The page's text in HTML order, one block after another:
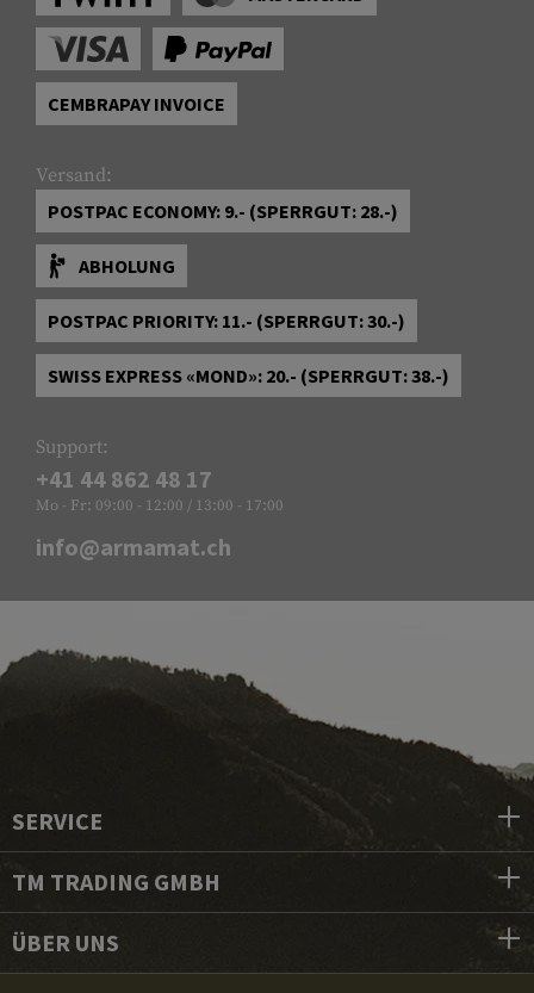
CEMBRAPAY INVOICE
Versand:
POSTPAC ECONOMY: 9.- (SPERRGUT: 28.-)
ABHOLUNG
POSTPAC PRIORITY: 11.- (SPERRGUT: 30.-)
SWISS EXPRESS «MOND»: 20.- (SPERRGUT: 38.-)
Support:
+41 44 862 48 17
Mo - Fr: 09:00 - 12:00 / 13:00 - 17:00
info@armamat.ch
SERVICE
TM TRADING GMBH
ÜBER UNS